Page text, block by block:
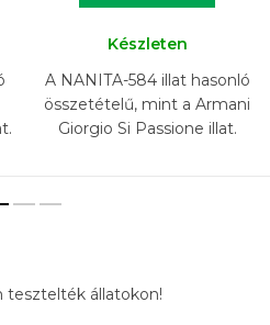
Készleten
A NANITA-584 illat hasonló
összetételű, mint a Armani
Giorgio Si Passione illat.
állatokon!